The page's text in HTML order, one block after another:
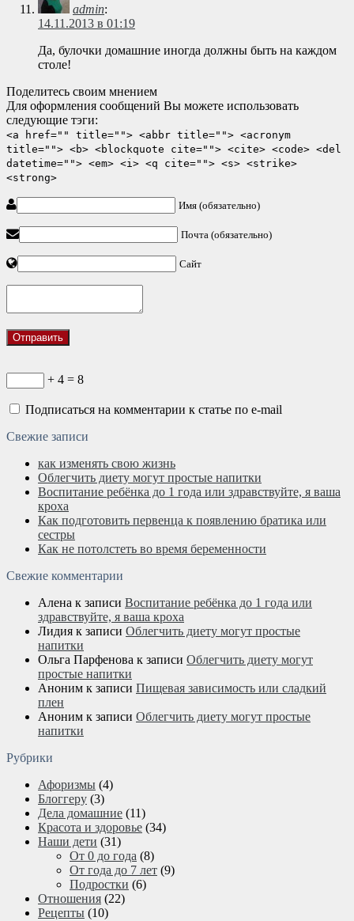
admin:
14.11.2013 в 01:19
Да, булочки домашние иногда должны быть на каждом
столе!
Поделитесь своим мнением
Для оформления сообщений Вы можете использовать
следующие тэги:
<a href="" title=""> <abbr title=""> <acronym
title=""> <b> <blockquote cite=""> <cite> <code> <del
datetime=""> <em> <i> <q cite=""> <s> <strike>
<strong>
Имя (обязательно)
Почта (обязательно)
Сайт
+ 4 = 8
Подписаться на комментарии к статье по e-mail
Свежие записи
как изменять свою жизнь
Облегчить диету могут простые напитки
Воспитание ребёнка до 1 года или здравствуйте, я ваша
кроха
Как подготовить первенца к появлению братика или
сестры
Как не потолстеть во время беременности
Свежие комментарии
Алена к записи Воспитание ребёнка до 1 года или
здравствуйте, я ваша кроха
Лидия к записи Облегчить диету могут простые
напитки
Ольга Парфенова к записи Облегчить диету могут
простые напитки
Аноним к записи Пищевая зависимость или сладкий
плен
Аноним к записи Облегчить диету могут простые
напитки
Рубрики
Афоризмы (4)
Блоггеру (3)
Дела домашние (11)
Красота и здоровье (34)
Наши дети (31)
От 0 до года (8)
От года до 7 лет (9)
Подростки (6)
Отношения (22)
Рецепты (10)